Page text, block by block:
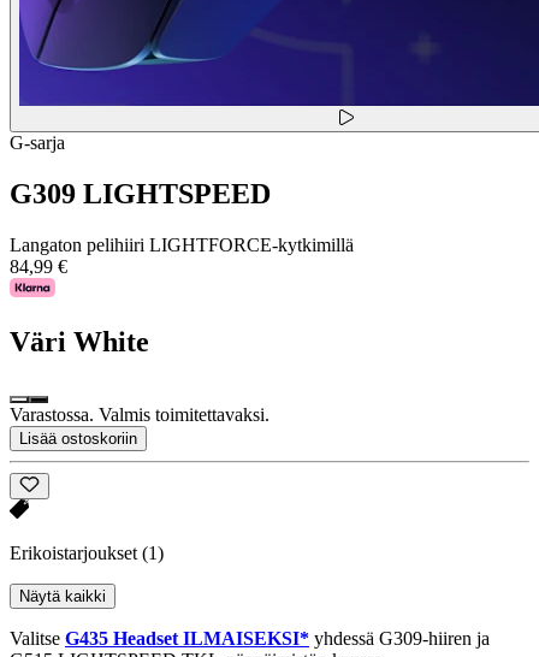
G-sarja
G309 LIGHTSPEED
Langaton pelihiiri LIGHTFORCE-kytkimillä
84,99 €
Väri White
Varastossa. Valmis toimitettavaksi.
Lisää ostoskoriin
Erikoistarjoukset (1)
Näytä kaikki
Valitse G435 Headset ILMAISEKSI* yhdessä G309-hiiren ja